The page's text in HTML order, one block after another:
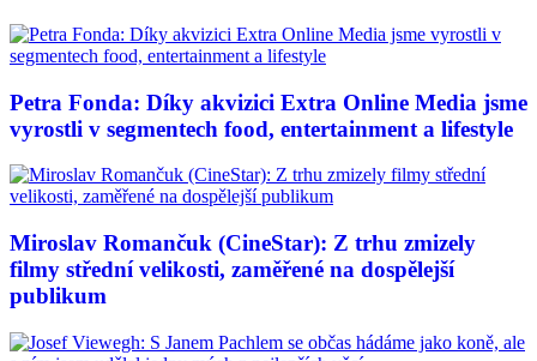
Petra Fonda: Díky akvizici Extra Online Media jsme
vyrostli v segmentech food, entertainment a lifestyle
Miroslav Romančuk (CineStar): Z trhu zmizely
filmy střední velikosti, zaměřené na dospělejší
publikum